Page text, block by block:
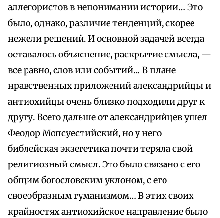
аллегористов в непонимании истории… Это
было, однако, различие тенденций, скорее
нежели решений. И основной задачей всегда
оставалось объяснение, раскрытие смысла, —
все равно, слов или событий… В плане
нравственных приложений александрийцы и
антиохийцы очень близко подходили друг к
другу. Всего дальше от александрийцев ушел
Феодор Мопсуестийский, но у него
библейская экзегетика почти теряла свой
религиозный смысл. Это было связано с его
общим богословским уклоном, с его
своеобразным гуманизмом… В этих своих
крайностях антиохийское направление было